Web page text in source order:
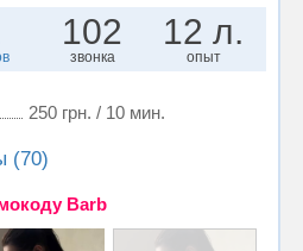
102
звонка
12 л.
опыт
250 грн. / 10 мин.
(70)
Barb